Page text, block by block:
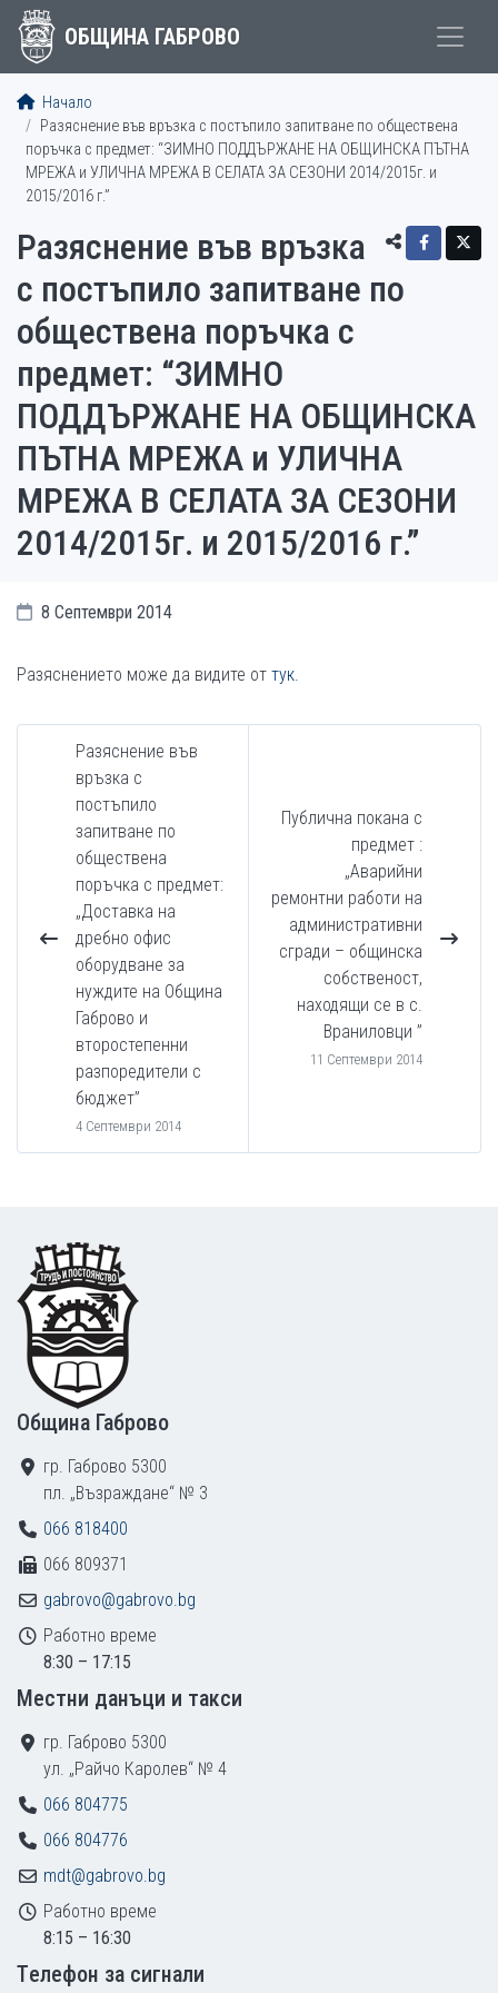
ОБЩИНА ГАБРОВО
Начало
Разяснение във връзка с постъпило запитване по обществена
поръчка с предмет: “ЗИМНО ПОДДЪРЖАНЕ НА ОБЩИНСКА ПЪТНА
МРЕЖА и УЛИЧНА МРЕЖА В СЕЛАТА ЗА СЕЗОНИ 2014/2015г. и
2015/2016 г.”
Разяснение във връзка
с постъпило запитване по
обществена поръчка с
предмет: “ЗИМНО
ПОДДЪРЖАНЕ НА ОБЩИНСКА
ПЪТНА МРЕЖА и УЛИЧНА
МРЕЖА В СЕЛАТА ЗА СЕЗОНИ
2014/2015г. и 2015/2016 г.”
8 Септември 2014
Разяснението може да видите от тук.
Разяснение във
връзка с
постъпило
запитване по
обществена
поръчка с предмет:
„Доставка на
дребно офис
оборудване за
нуждите на Община
Габрово и
второстепенни
разпоредители с
бюджет”
4 Септември 2014
Публична покана с
предмет :
„Аварийни
ремонтни работи на
административни
сгради – общинска
собственост,
находящи се в с.
Враниловци ”
11 Септември 2014
Footer
Община Габрово
гр. Габрово 5300
пл. „Възраждане“ № 3
066 818400
066 809371
gabrovo@gabrovo.bg
Работно време
8:30 – 17:15
Местни данъци и такси
гр. Габрово 5300
ул. „Райчо Каролев“ № 4
066 804775
066 804776
mdt@gabrovo.bg
Работно време
8:15 – 16:30
Tелефон за сигнали